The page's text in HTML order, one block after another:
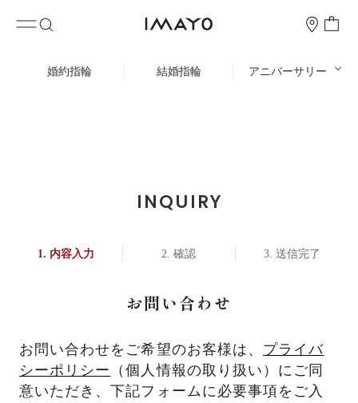
婚約指輪 結婚指輪 アニバーサリー
INQUIRY
内容入力 確認 送信完了
お問い合わせ
お問い合わせをご希望のお客様は、 プライバ
シーポリシー
（個人情報の取り扱い）にご同
意いただき、下記フォームに必要事項をご入